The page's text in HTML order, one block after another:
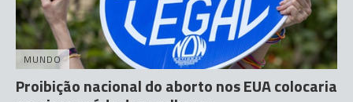
MUNDO
Proibição nacional do aborto nos EUA colocaria